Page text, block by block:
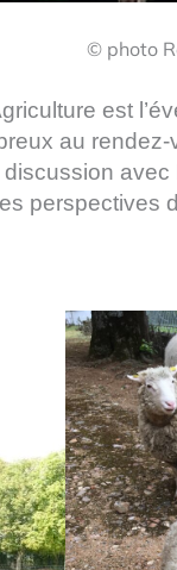
© photo
est
au
discussion
perspectives